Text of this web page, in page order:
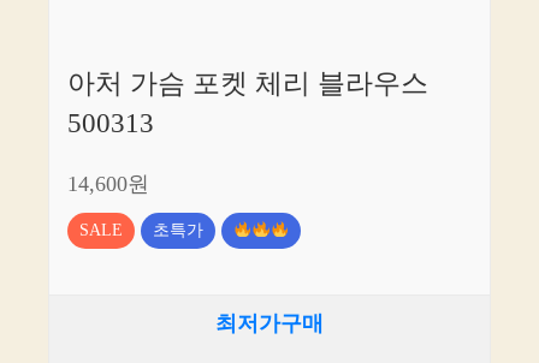
아처 가슴 포켓 체리 블라우스
500313
14,600원
SALE 초특가
최저가구매